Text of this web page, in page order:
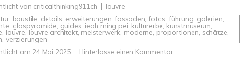
von criticalthinking911ch
louvre
, baustile, details, erweiterungen, fassaden, fotos, führung, galerien,
, glaspyramide, guides, ieoh ming pei, kulturerbe, kunstmuseum,
, louvre, louvre architekt, meisterwerk, moderne, proportionen, schätze,
, verzierungen
am 24 Mai 2025 Hinterlasse einen Kommentarzu